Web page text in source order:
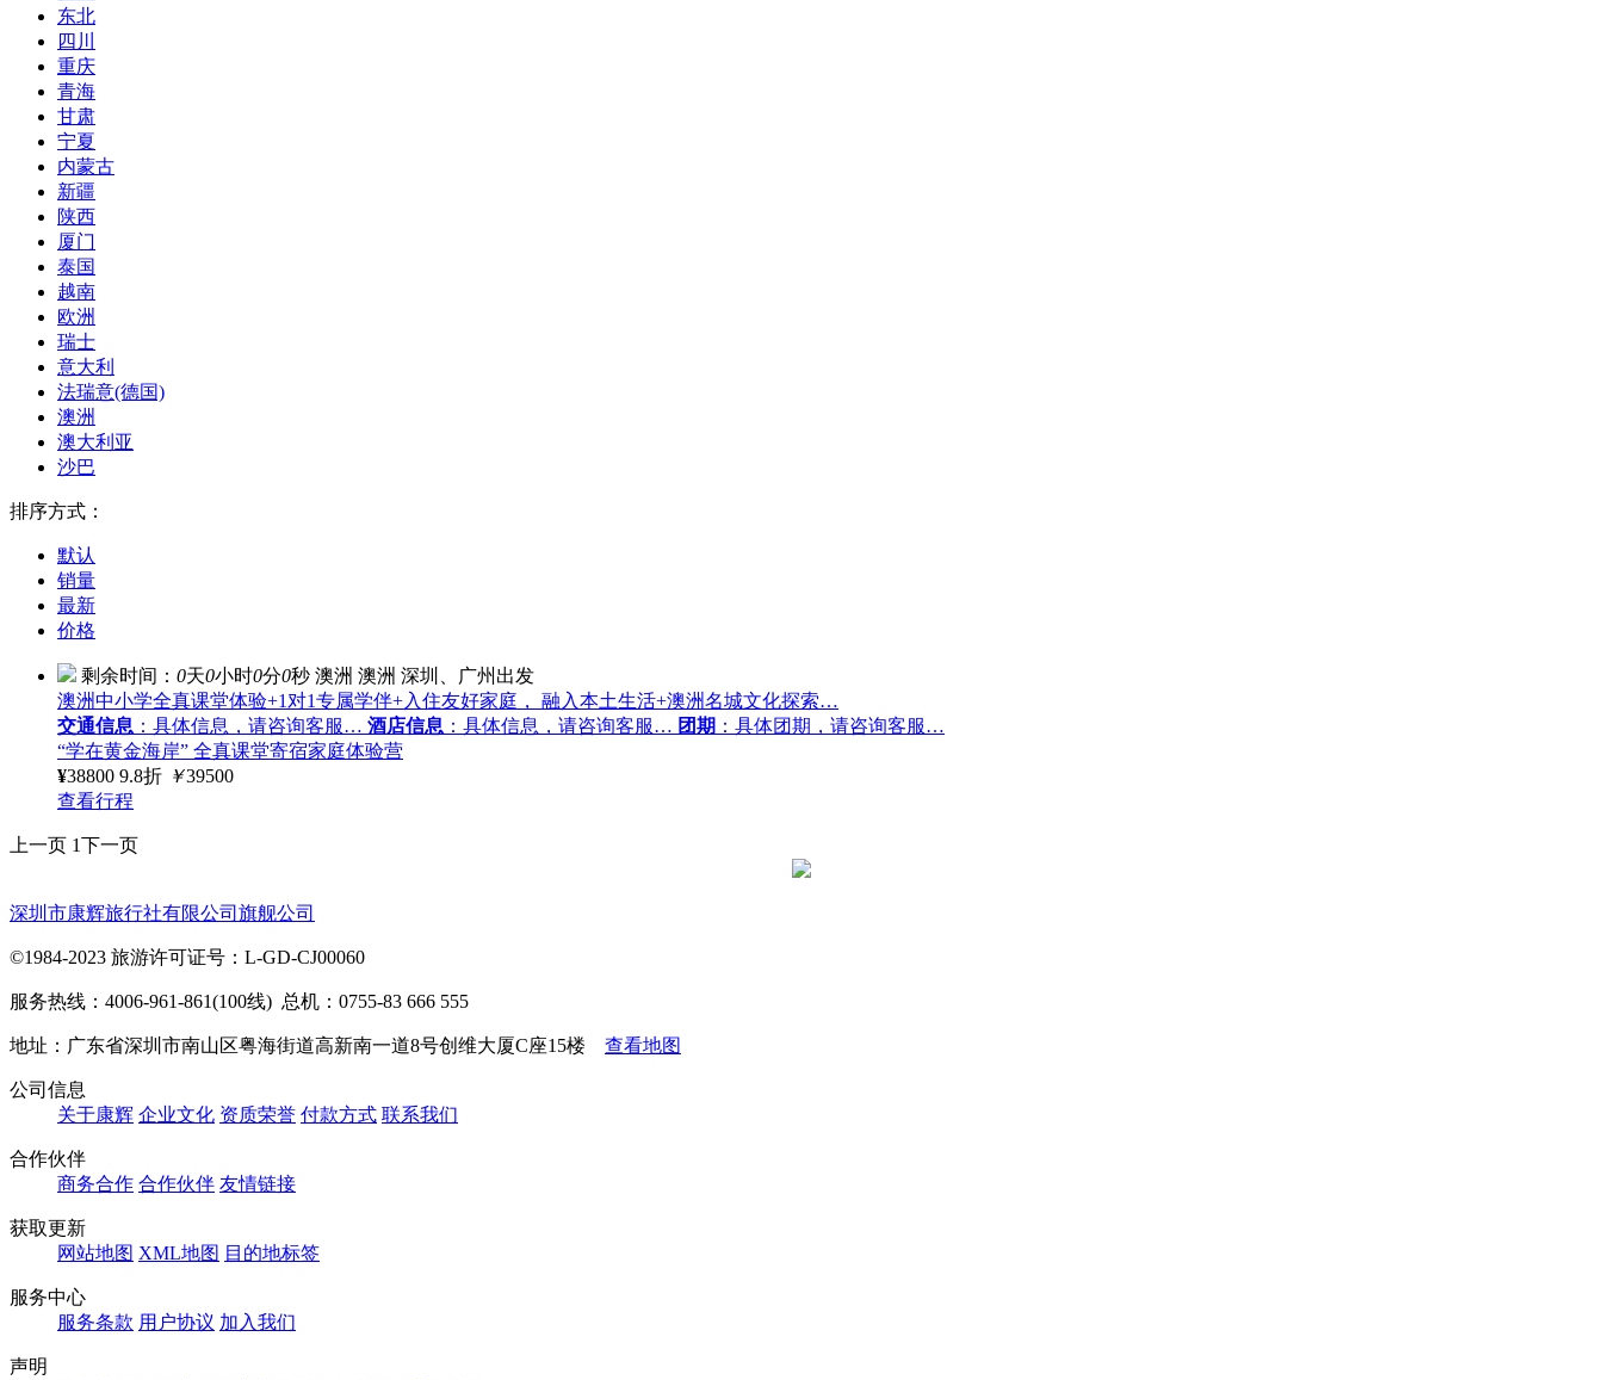
东北
四川
重庆
青海
甘肃
宁夏
内蒙古
新疆
陕西
厦门
泰国
越南
欧洲
瑞士
意大利
法瑞意(德国)
澳洲
澳大利亚
沙巴
排序方式：
默认
销量
最新
价格
剩余时间： 0天0小时0分0秒 澳洲 澳洲 深圳、广州出发
澳洲中小学全真课堂体验+1对1专属学伴+入住友好家庭， 融入本土生活+澳洲名城文化探索…
交通信息 ：具体信息，请咨询客服… 酒店信息 ：具体信息，请咨询客服… 团期 ：具体团期，请咨询客服…
“学在黄金海岸” 全真课堂寄宿家庭体验营
¥38800 9.8折 ￥39500
查看行程
上一页 1下一页
深圳市康辉旅行社有限公司旗舰公司
©1984-2023 旅游许可证号：L-GD-CJ00060
服务热线：4006-961-861(100线) 总机：0755-83 666 555
地址：广东省深圳市南山区粤海街道高新南一道8号创维大厦C座15楼 查看地图
公司信息
关于康辉 企业文化 资质荣誉 付款方式 联系我们
合作伙伴
商务合作 合作伙伴 友情链接
获取更新
网站地图 XML地图 目的地标签
服务中心
服务条款 用户协议 加入我们
声明